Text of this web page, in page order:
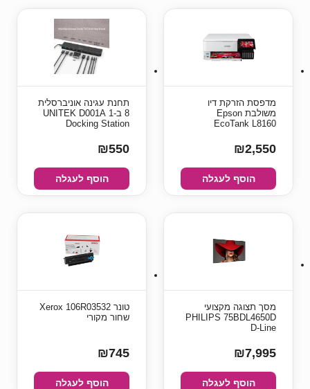
מדפסת ‏הזרקת דיו
משולבת ‏Epson
EcoTank L8160
₪2,550
הוסף לעגלה
תחנת עגינה אוניברסלית
8 ב-1 UNITEK D001A
Docking Station
₪550
הוסף לעגלה
מסך תצוגה מקצועי
PHILIPS 75BDL4650D
D-Line
₪7,995
הוסף לעגלה
טונר Xerox 106R03532
שחור מקורי
₪745
הוסף לעגלה